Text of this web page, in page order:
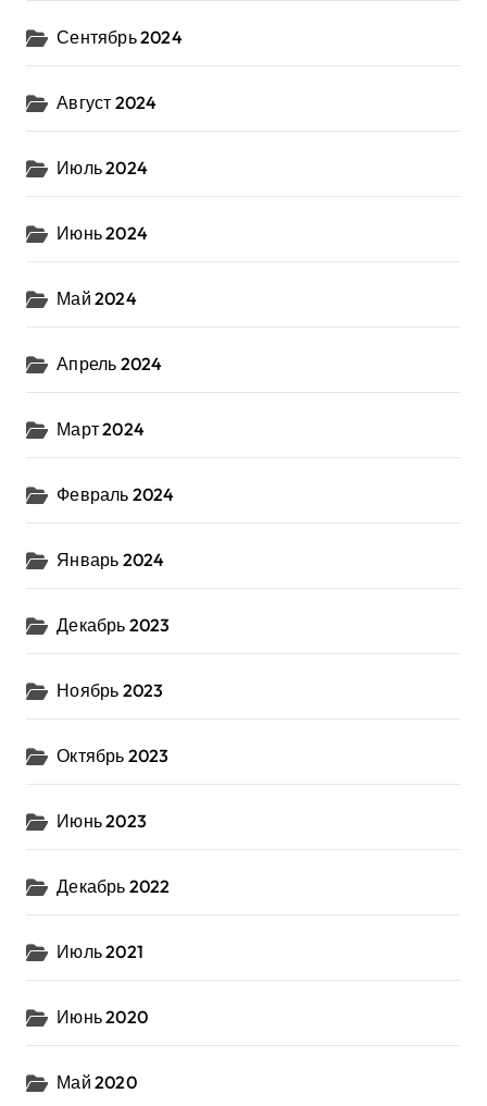
Сентябрь 2024
Август 2024
Июль 2024
Июнь 2024
Май 2024
Апрель 2024
Март 2024
Февраль 2024
Январь 2024
Декабрь 2023
Ноябрь 2023
Октябрь 2023
Июнь 2023
Декабрь 2022
Июль 2021
Июнь 2020
Май 2020